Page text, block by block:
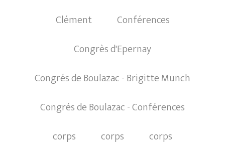
Clément
Conférences
Congrès d'Epernay
Congrés de Boulazac - Brigitte Munch
Congrés de Boulazac - Conférences
corps
corps
corps